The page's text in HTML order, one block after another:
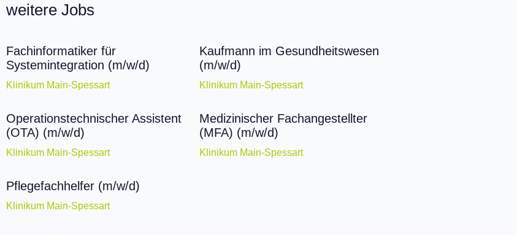
weitere Jobs
Fachinformatiker für
Systemintegration (m/w/d)
Klinikum Main-Spessart
Kaufmann im Gesundheitswesen
(m/w/d)
Klinikum Main-Spessart
Operationstechnischer Assistent
(OTA) (m/w/d)
Klinikum Main-Spessart
Medizinischer Fachangestellter
(MFA) (m/w/d)
Klinikum Main-Spessart
Pflegefachhelfer (m/w/d)
Klinikum Main-Spessart